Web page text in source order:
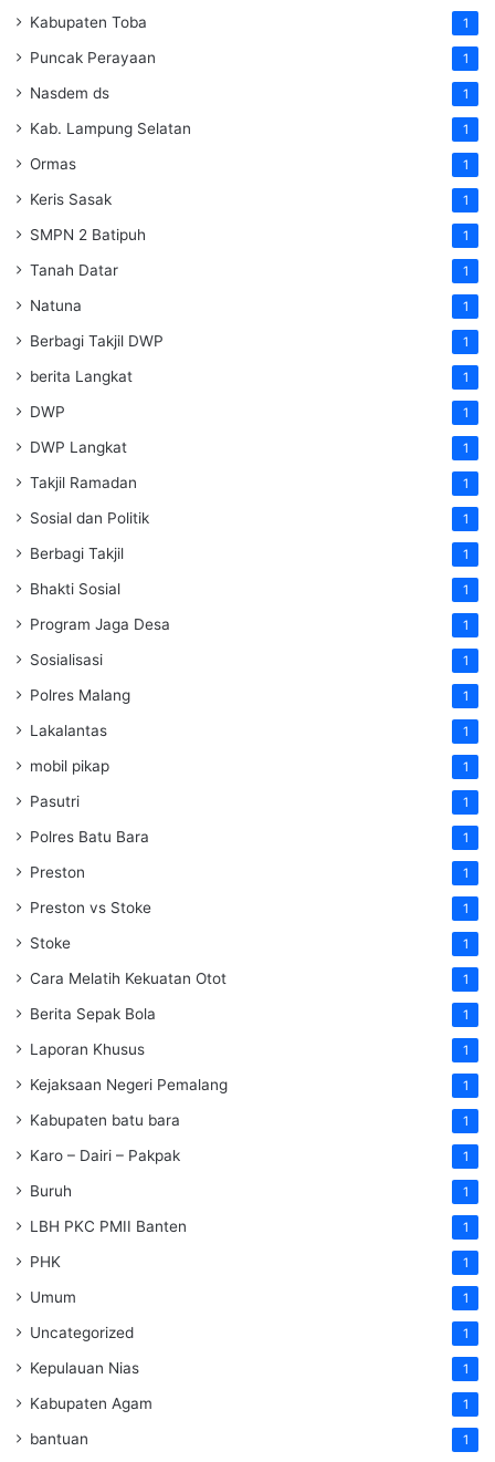
Kabupaten Toba 1
Puncak Perayaan 1
Nasdem ds 1
Kab. Lampung Selatan 1
Ormas 1
Keris Sasak 1
SMPN 2 Batipuh 1
Tanah Datar 1
Natuna 1
Berbagi Takjil DWP 1
berita Langkat 1
DWP 1
DWP Langkat 1
Takjil Ramadan 1
Sosial dan Politik 1
Berbagi Takjil 1
Bhakti Sosial 1
Program Jaga Desa 1
Sosialisasi 1
Polres Malang 1
Lakalantas 1
mobil pikap 1
Pasutri 1
Polres Batu Bara 1
Preston 1
Preston vs Stoke 1
Stoke 1
Cara Melatih Kekuatan Otot 1
Berita Sepak Bola 1
Laporan Khusus 1
Kejaksaan Negeri Pemalang 1
Kabupaten batu bara 1
Karo – Dairi – Pakpak 1
Buruh 1
LBH PKC PMII Banten 1
PHK 1
Umum 1
Uncategorized 1
Kepulauan Nias 1
Kabupaten Agam 1
bantuan 1